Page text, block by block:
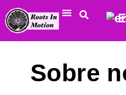
Sobre